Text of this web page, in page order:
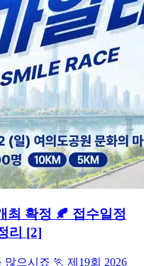
최 확정 🍂 접수일정
리 [2]
으시죠 🏃 제19회 2026